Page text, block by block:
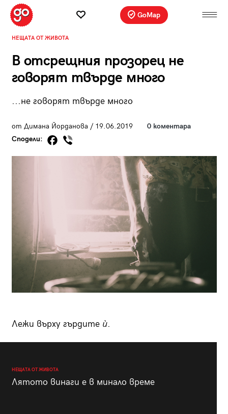
GoMap
НЕЩАТА ОТ ЖИВОТА
В отсрещния прозорец не
говорят твърде много
...не говорят твърде много
от Димана Йорданова / 19.06.2019
0 коментара
Сподели:
Лежи върху гърдите ѝ.
НЕЩАТА ОТ ЖИВОТА
Лятото винаги е в минало време